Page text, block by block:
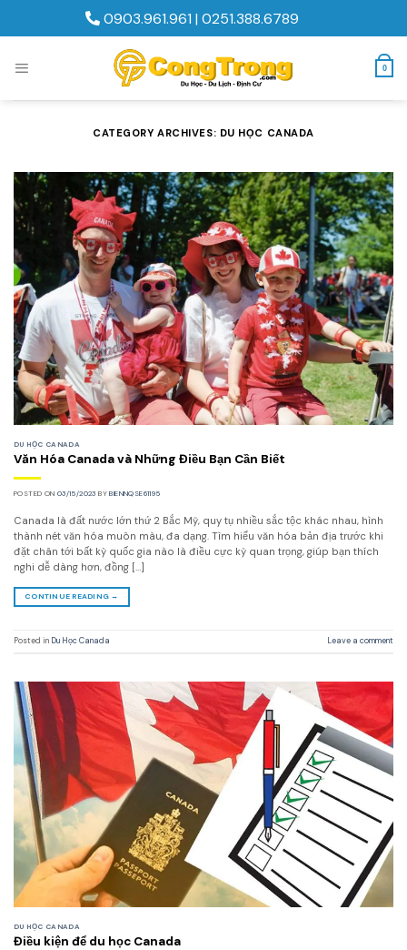
content
0903.961.961| 0251.388.6789
0
CATEGORY ARCHIVES: DU HỌC CANADA
DU HỌC CANADA
Văn Hóa Canada và Những Điều Bạn Cần Biết
POSTED ON 03/15/2023 BYBIENNQSE61195
Canada là đất nước lớn thứ 2 Bắc Mỹ, quy tụ nhiều sắc tộc khác nhau, hình
thành nét văn hóa muôn màu, đa dạng. Tìm hiểu văn hóa bản địa trước khi
đặt chân tới bất kỳ quốc gia nào là điều cực kỳ quan trọng, giúp bạn thích
nghi dễ dàng hơn, đồng […]
CONTINUE READING →
Posted in Du Học Canada Leave a comment
DU HỌC CANADA
Điều kiện để du học Canada